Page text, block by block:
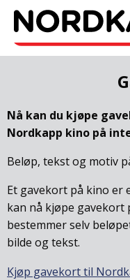
Nå kan du kjøpe
Nordkapp kino på
Beløp, tekst og motiv
Et gavekort på kino er
kan nå kjøpe gavekort
bestemmer selv
bilde og tekst.
Kjøp gavekort til